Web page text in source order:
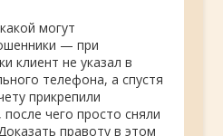
могут
— при
клиент не указал в
телефона, а спустя
прикрепили
чего просто сняли
правоту в этом